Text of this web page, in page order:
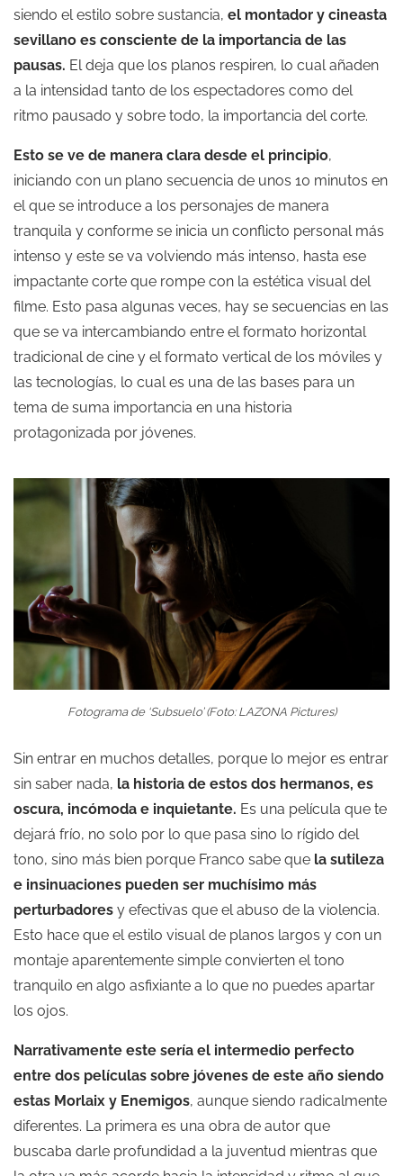
siendo el estilo sobre sustancia, el montador y cineasta
sevillano es consciente de la importancia de las
pausas. El deja que los planos respiren, lo cual añaden
a la intensidad tanto de los espectadores como del
ritmo pausado y sobre todo, la importancia del corte.
Esto se ve de manera clara desde el principio,
iniciando con un plano secuencia de unos 10 minutos en
el que se introduce a los personajes de manera
tranquila y conforme se inicia un conflicto personal más
intenso y este se va volviendo más intenso, hasta ese
impactante corte que rompe con la estética visual del
filme. Esto pasa algunas veces, hay se secuencias en las
que se va intercambiando entre el formato horizontal
tradicional de cine y el formato vertical de los móviles y
las tecnologías, lo cual es una de las bases para un
tema de suma importancia en una historia
protagonizada por jóvenes.
Fotograma de ‘Subsuelo’ (Foto: LAZONA Pictures)
Sin entrar en muchos detalles, porque lo mejor es entrar
sin saber nada, la historia de estos dos hermanos, es
oscura, incómoda e inquietante. Es una película que te
dejará frío, no solo por lo que pasa sino lo rígido del
tono, sino más bien porque Franco sabe que la sutileza
e insinuaciones pueden ser muchísimo más
perturbadores y efectivas que el abuso de la violencia.
Esto hace que el estilo visual de planos largos y con un
montaje aparentemente simple convierten el tono
tranquilo en algo asfixiante a lo que no puedes apartar
los ojos.
Narrativamente este sería el intermedio perfecto
entre dos películas sobre jóvenes de este año siendo
estas Morlaix y Enemigos, aunque siendo radicalmente
diferentes. La primera es una obra de autor que
buscaba darle profundidad a la juventud mientras que